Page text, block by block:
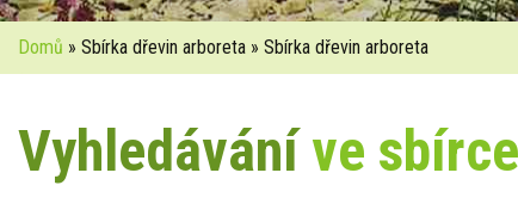
Domů » Sbírka dřevin arboreta » Sbírka dřevin arboreta
Vyhledáváníve